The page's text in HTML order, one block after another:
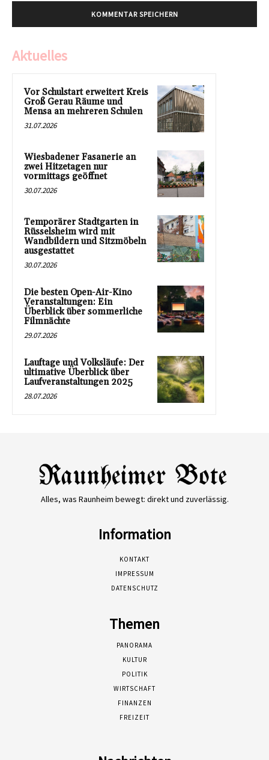
Aktuelles
Vor Schulstart erweitert Kreis
Groß Gerau Räume und
Mensa an mehreren Schulen
31.07.2026
Wiesbadener Fasanerie an
zwei Hitzetagen nur
vormittags geöffnet
30.07.2026
Temporärer Stadtgarten in
Rüsselsheim wird mit
Wandbildern und Sitzmöbeln
ausgestattet
30.07.2026
Die besten Open-Air-Kino
Veranstaltungen: Ein
Überblick über sommerliche
Filmnächte
29.07.2026
Lauftage und Volksläufe: Der
ultimative Überblick über
Laufveranstaltungen 2025
28.07.2026
Alles, was Raunheim bewegt: direkt und zuverlässig.
Information
KONTAKT
IMPRESSUM
DATENSCHUTZ
Themen
PANORAMA
KULTUR
POLITIK
WIRTSCHAFT
FINANZEN
FREIZEIT